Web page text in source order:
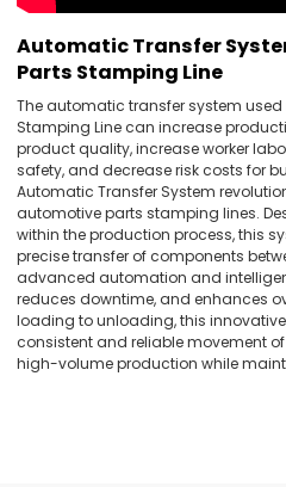
Automatic Transfer
Parts Stamping Line
The automatic transfer system used
Stamping Line can increase
product quality, increase worker
safety, and decrease risk costs for
Automatic Transfer System
automotive parts stamping lines.
within the production process, this
precise transfer of components
advanced automation and
reduces downtime, and enhances
loading to unloading, this
consistent and reliable movement
high-volume production while